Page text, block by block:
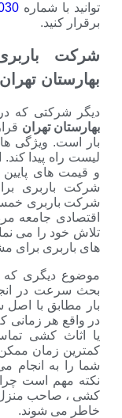
شماره 02122873030
و
تهران
که درلیست
تهرانقرار دارد
ویژگی های این
پیدا کند. از ویژگی
پایین و مقرون
برای
خمسه بار با
جامعه مردم را به
می نماید تا کمترین
برای مشتریان خود
که شرکت
در انجام خدمات
با اصل سرعت در
زمانی که شما با
تماس بگیرید ،
ممکن در محل
انجام می رسانند.
است چرا که در
منزل و همینطور
شوند.